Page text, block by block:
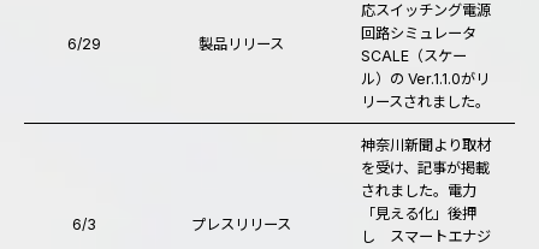
6/29 製品リリース
応スイッチング電源
回路シミュレータ
SCALE（スケー
ル）の Ver.1.1.0がリ
リースされました。
6/3 プレスリリース
神奈川新聞より取材
を受け、記事が掲載
されました。電力
「見える化」後押
し スマートエナジ